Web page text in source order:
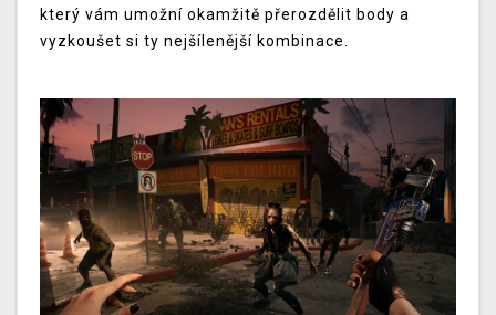
který vám umožní okamžitě přerozdělit body a
vyzkoušet si ty nejšílenější kombinace.